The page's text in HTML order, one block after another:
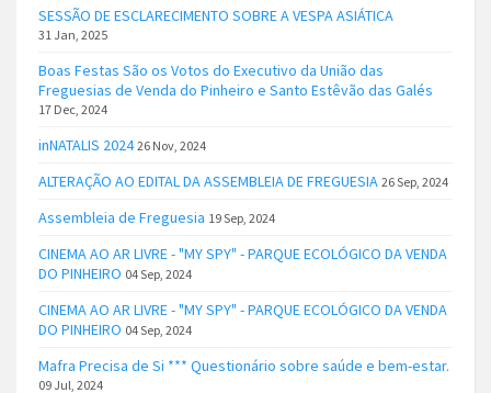
SESSÃO DE ESCLARECIMENTO SOBRE A VESPA ASIÁTICA
31 Jan, 2025
Boas Festas São os Votos do Executivo da União das
Freguesias de Venda do Pinheiro e Santo Estêvão das Galés
17 Dec, 2024
inNATALIS 2024 26 Nov, 2024
ALTERAÇÃO AO EDITAL DA ASSEMBLEIA DE FREGUESIA 26 Sep, 2024
Assembleia de Freguesia 19 Sep, 2024
CINEMA AO AR LIVRE - "MY SPY" - PARQUE ECOLÓGICO DA VENDA
DO PINHEIRO 04 Sep, 2024
CINEMA AO AR LIVRE - "MY SPY" - PARQUE ECOLÓGICO DA VENDA
DO PINHEIRO 04 Sep, 2024
Mafra Precisa de Si *** Questionário sobre saúde e bem-estar.
09 Jul, 2024